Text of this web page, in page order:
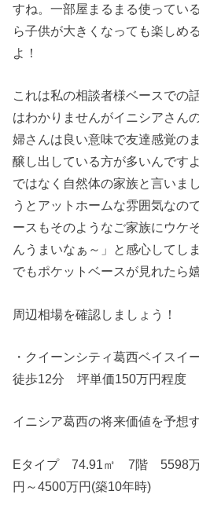
すね。一部屋まるまる使ってい
ら子供が大きくなっても楽しめ
よ！
これは私の相談者様ベースでの
はわかりませんがイニシアさん
婦さんは良い意味で友達感覚の
醸し出している方が多いんです
ではなく自然体の家族と言いま
うとアットホームな雰囲気なの
ースもそのようなご家族にウケ
んうまいなぁ～」と感心してし
でもポケットベースが見れたら
周辺相場を確認しましょう！
・クイーンシティ葛西ベイス
徒歩12分 坪単価150万円程度
イニシア葛西の将来価値を予想
Eタイプ 74.91㎡ 7階 5598
円～4500万円(築10年時)